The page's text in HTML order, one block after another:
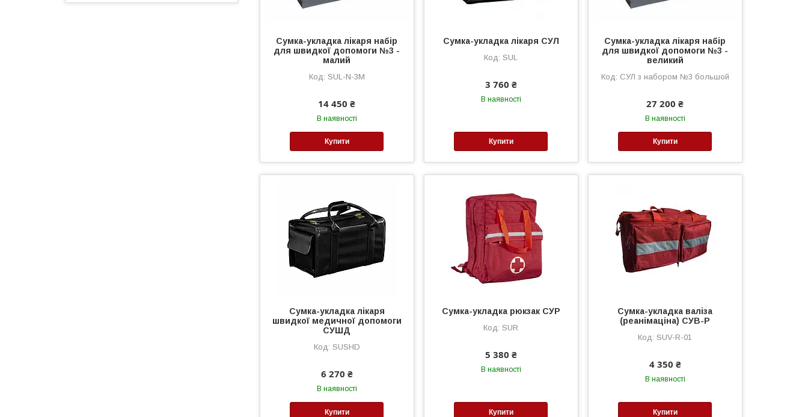
Сумка-укладка лікаря набір
для швидкої допомоги №3 -
малий
SUL-N-3M
14 450 ₴
В наявності
Купити
Сумка-укладка лікаря СУЛ
SUL
3 760 ₴
В наявності
Купити
Сумка-укладка лікаря набір
для швидкої допомоги №3 -
великий
СУЛ з набором №3 большой
27 200 ₴
В наявності
Купити
Сумка-укладка лікаря
швидкої медичної допомоги
СУШД
SUSHD
6 270 ₴
В наявності
Купити
Сумка-укладка рюкзак СУР
SUR
5 380 ₴
В наявності
Купити
Сумка-укладка валіза
(реанімаціна) СУВ-Р
SUV-R-01
4 350 ₴
В наявності
Купити